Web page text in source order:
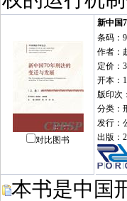
对比图书
新中国
条码：
作者：
定价：
开本：
版印次
分类：
发行：
出版：
本书是中国